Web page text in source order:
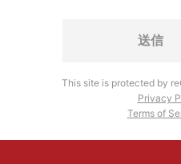
This site is protected by
Privacy
Terms of